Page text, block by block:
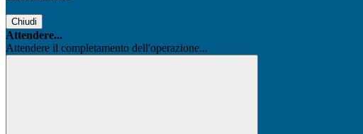
Chiudi
Attendere...
Attendere il completamento dell'operazione...